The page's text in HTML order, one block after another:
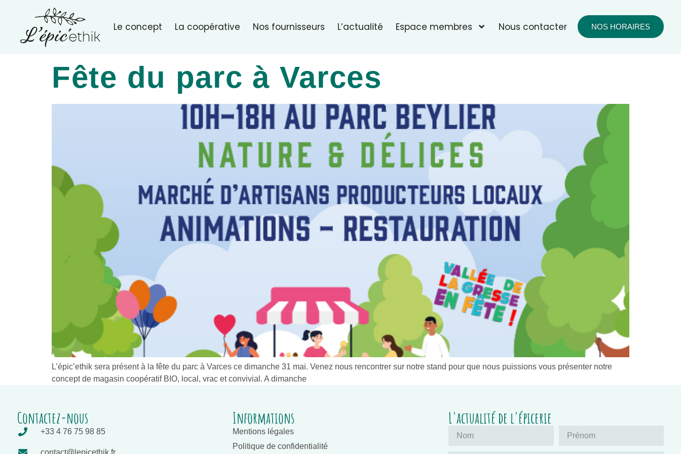
Le concept La coopérative Nos fournisseurs L’actualité Espace membres Nous contacter NOS HORAIRES
Fête du parc à Varces
L’épic’ethik sera présent à la fête du parc à Varces ce dimanche 31 mai. Venez nous rencontrer sur notre stand pour que nous puissions vous présenter notre
concept de magasin coopératif BIO, local, vrac et convivial. A dimanche
Contactez-nous
+33 4 76 75 98 85
contact@lepicethik.fr
Informations
Mentions légales
Politique de confidentialité
L'actualité de l'épicerie